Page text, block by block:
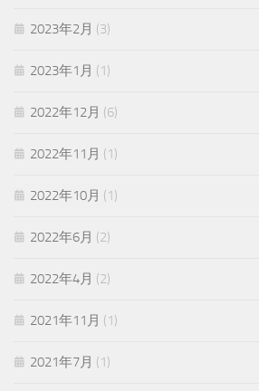
2023年2月 (3)
2023年1月 (1)
2022年12月 (6)
2022年11月 (1)
2022年10月 (1)
2022年6月 (2)
2022年4月 (2)
2021年11月 (1)
2021年7月 (1)